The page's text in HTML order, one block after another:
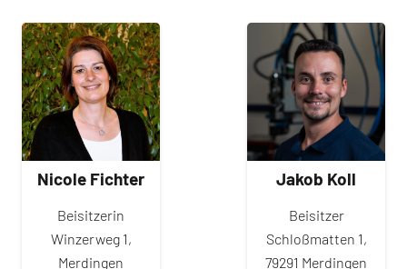
Nicole Fichter
Beisitzerin
Winzerweg 1,
Merdingen
Jakob Koll
Beisitzer
Schloßmatten 1,
79291 Merdingen